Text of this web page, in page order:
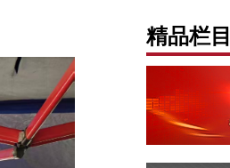
精品栏目